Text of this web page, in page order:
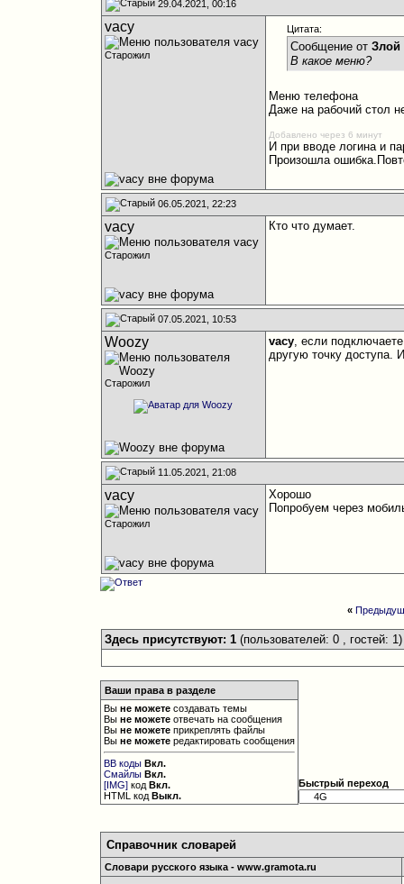
29.04.2021, 00:16
vacy
Старожил
Цитата:
Сообщение от Злой
В какое меню?
Меню телефона
Даже на рабочий стол
Добавлено через 6 минут
И при вводе логина и
Произошла
06.05.2021, 22:23
vacy
Старожил
Кто что думает.
07.05.2021, 10:53
Woozy
Старожил
vacy, если
другую точку доступа.
11.05.2021, 21:08
vacy
Старожил
Хорошо
Попробуем через
«
Здесь присутствуют: 1 (пользователей: 0 , гостей: 1)
Ваши права в разделе
Выне можете создавать темы
Выне можете отвечать на сообщения
Выне можете прикреплять файлы
Выне можете редактировать сообщения
BB коды Вкл.
Смайлы Вкл.
[IMG] кодВкл.
HTML кодВыкл.
Быстрый переход
Справочник словарей
Словари русского языка - www.gramota.ru